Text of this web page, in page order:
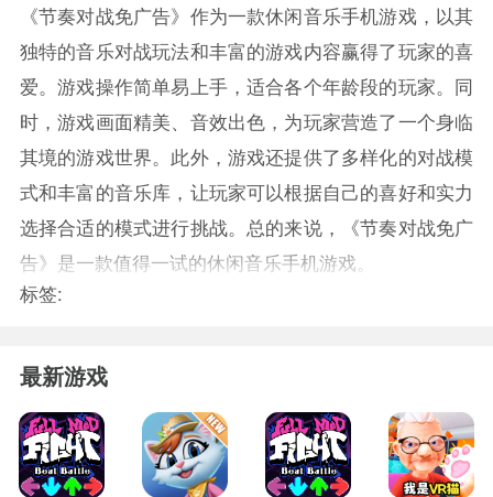
《节奏对战免广告》作为一款休闲音乐手机游戏，以其
独特的音乐对战玩法和丰富的游戏内容赢得了玩家的喜
爱。游戏操作简单易上手，适合各个年龄段的玩家。同
时，游戏画面精美、音效出色，为玩家营造了一个身临
其境的游戏世界。此外，游戏还提供了多样化的对战模
式和丰富的音乐库，让玩家可以根据自己的喜好和实力
选择合适的模式进行挑战。总的来说，《节奏对战免广
告》是一款值得一试的休闲音乐手机游戏。
标签:
最新游戏